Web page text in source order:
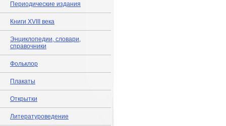
Периодические издания
Книги XVIII века
Энциклопедии, словари,
справочники
Фольклор
Плакаты
Открытки
Литературоведение